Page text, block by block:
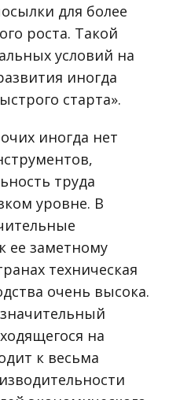
для более
роста. Такой
условий на
иногда
старта».
иногда нет
труда
уровне. В
ее заметному
техническая
очень высока.
на
к весьма